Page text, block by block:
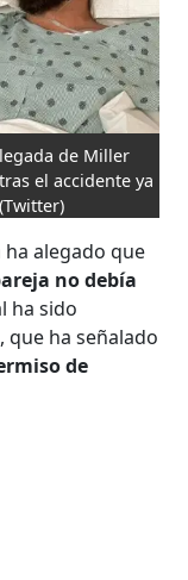
de Miller
el accidente ya
(Twitter)
alegado que
no debía
ha sido
que ha señalado
de